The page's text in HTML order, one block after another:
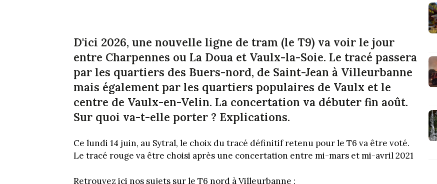
D'ici 2026, une nouvelle ligne de tram (le T9) va voir le jour
entre Charpennes ou La Doua et Vaulx-la-Soie. Le tracé passera
par les quartiers des Buers-nord, de Saint-Jean à Villeurbanne
mais également par les quartiers populaires de Vaulx et le
centre de Vaulx-en-Velin. La concertation va débuter fin août.
Sur quoi va-t-elle porter ? Explications.
Ce lundi 14 juin, au Sytral, le choix du tracé définitif retenu pour le T6 va être voté.
Le tracé rouge va être choisi après une concertation entre mi-mars et mi-avril 2021
Retrouvez ici nos sujets sur le T6 nord à Villeurbanne :